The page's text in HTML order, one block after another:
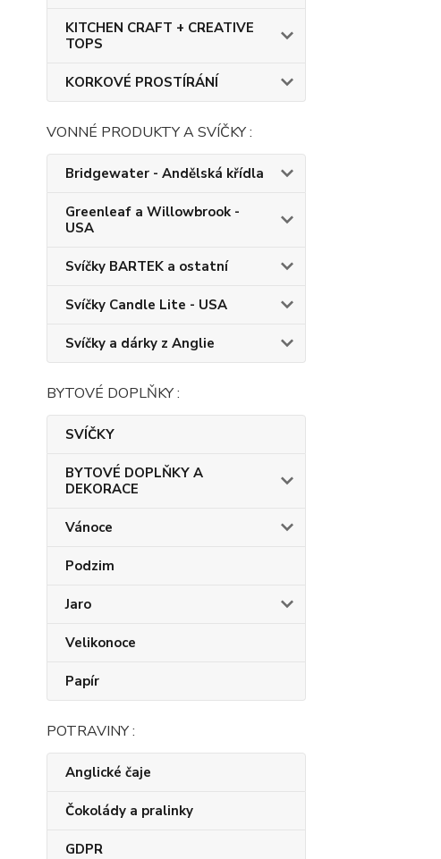
KITCHEN CRAFT + CREATIVE
TOPS
KORKOVÉ PROSTÍRÁNÍ
VONNÉ PRODUKTY A SVÍČKY :
Bridgewater - Andělská křídla
Greenleaf a Willowbrook -
USA
Svíčky BARTEK a ostatní
Svíčky Candle Lite - USA
Svíčky a dárky z Anglie
BYTOVÉ DOPLŇKY :
SVÍČKY
BYTOVÉ DOPLŇKY A
DEKORACE
Vánoce
Podzim
Jaro
Velikonoce
Papír
POTRAVINY :
Anglické čaje
Čokolády a pralinky
GDPR